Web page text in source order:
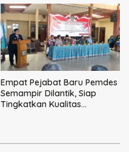
Empat Pejabat Baru Pemdes
Semampir Dilantik, Siap
Tingkatkan Kualitas